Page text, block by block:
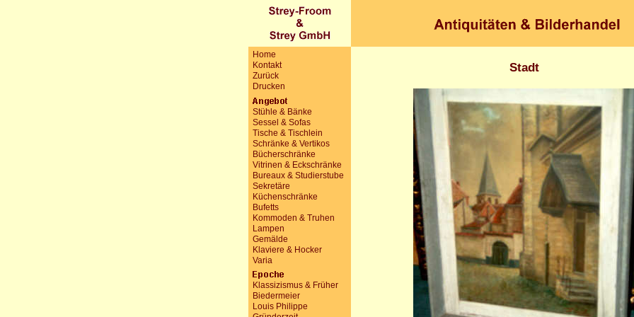
Home
Kontakt
Zurück
Drucken
Stühle & Bänke
Sessel & Sofas
Tische & Tischlein
Schränke & Vertikos
Bücherschränke
Vitrinen & Eckschränke
Bureaux & Studierstube
Sekretäre
Küchenschränke
Bufetts
Kommoden & Truhen
Lampen
Gemälde
Klaviere & Hocker
Varia
Klassizismus & Früher
Biedermeier
Louis Philippe
Stadt